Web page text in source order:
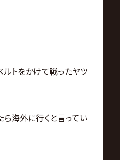
トをかけて戦ったヤツ
ら海外に行くと言ってい